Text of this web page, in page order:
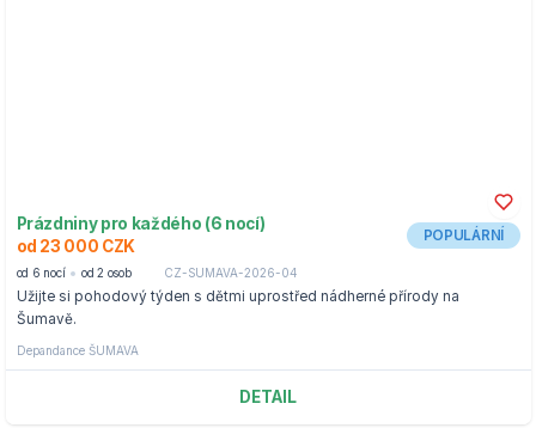
Prázdniny pro každého (6 nocí)
od 23 000 CZK
POPULÁRNÍ
od 6 nocí od 2 osob CZ-SUMAVA-2026-04
Užijte si pohodový týden s dětmi uprostřed nádherné přírody na
Šumavě.
Depandance ŠUMAVA
DETAIL